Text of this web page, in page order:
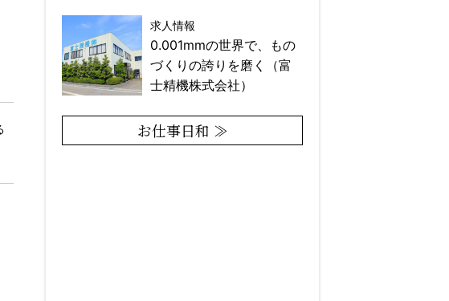
求人情報
0.001mmの世界で、もの
づくりの誇りを磨く（富
士精機株式会社）
お仕事日和 ≫